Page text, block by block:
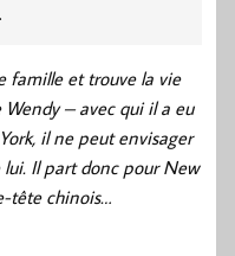
famille et trouve la vie
– avec qui il a eu
il ne peut envisager
Il part donc pour New
tête chinois…